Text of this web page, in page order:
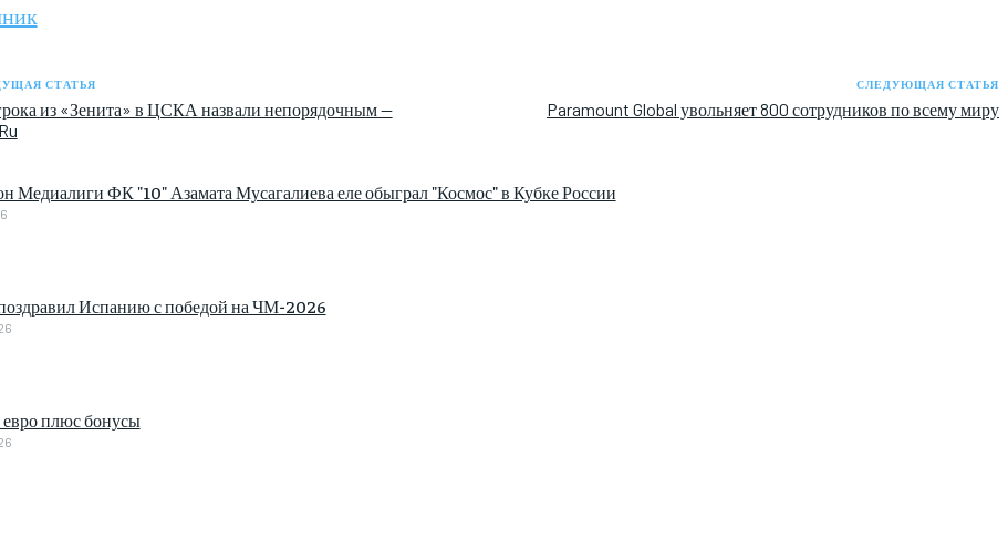
СТАТЬЯ
из «Зенита» в ЦСКА назвали непорядочным —
СЛЕДУЮЩАЯ СТАТЬЯ
Paramount Global увольняет 800 сотрудников по всему миру
Медиалиги ФК "10" Азамата Мусагалиева еле обыграл "Космос" в Кубке России
Испанию с победой на ЧМ-2026
плюс бонусы